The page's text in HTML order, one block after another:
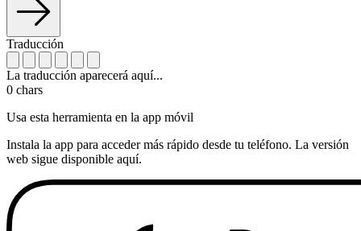
Traducción
La traducción aparecerá aquí...
0 chars
Usa esta herramienta en la app móvil
Instala la app para acceder más rápido desde tu teléfono. La versión
web sigue disponible aquí.